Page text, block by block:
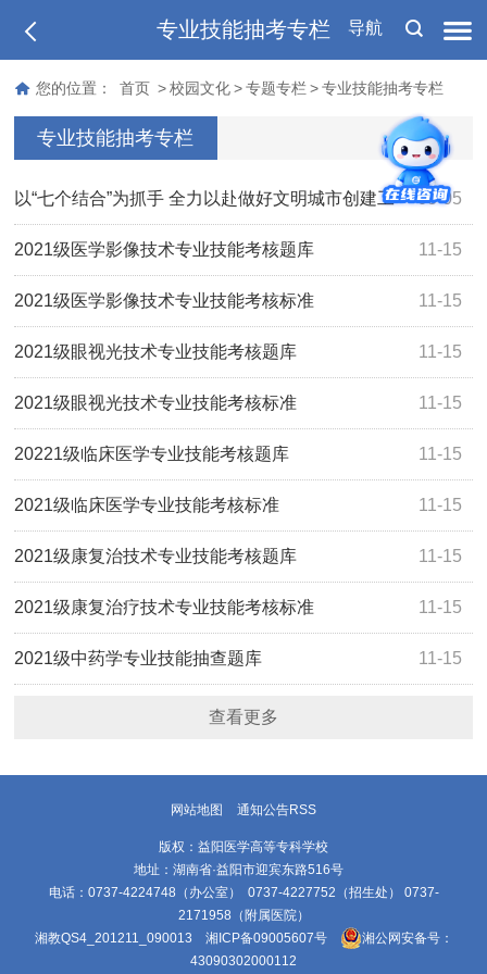
导航
专业技能抽考专栏
您的位置： 首页 > 校园文化 > 专题专栏 > 专业技能抽考专栏
专业技能抽考专栏
03-05
以“七个结合”为抓手 全力以赴做好文明城市创建工
作 11-15
2021级医学影像技术专业技能考核题库
11-15
2021级医学影像技术专业技能考核标准
11-15
2021级眼视光技术专业技能考核题库
11-15
2021级眼视光技术专业技能考核标准
11-15
20221级临床医学专业技能考核题库
11-15
2021级临床医学专业技能考核标准
11-15
2021级康复治技术专业技能考核题库
11-15
2021级康复治疗技术专业技能考核标准
11-15
2021级中药学专业技能抽查题库
查看更多
网站地图 通知公告RSS
版权：益阳医学高等专科学校
地址：湖南省·益阳市迎宾东路516号
电话：0737-4224748（办公室） 0737-4227752（招生处） 0737-
2171958（附属医院）
湘教QS4_201211_090013 湘ICP备09005607号
湘公网安备号：
43090302000112